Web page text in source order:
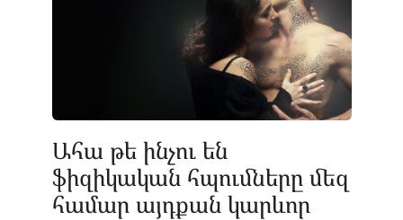
Ահա թե ինչու են
ֆիզիկական հպումները մեզ
համար այդքան կարևոր